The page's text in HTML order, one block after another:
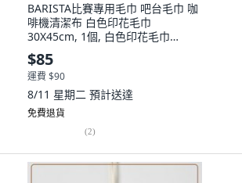
BARISTA比賽專用毛巾 吧台毛巾 咖
啡機清潔布 白色印花毛巾
30X45cm, 1個, 白色印花毛巾
(30X45cm)
$85
運費 $90
8/11 星期二 預計送達
免費退貨
(2)